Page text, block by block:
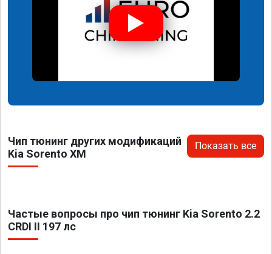
Чип тюнинг других модификаций
Kia Sorento XM
Показать все
Частые вопросы про чип тюнинг Kia Sorento 2.2
CRDI II 197 лс